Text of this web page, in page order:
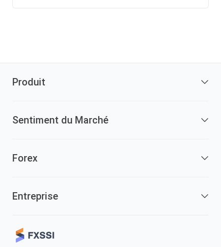
Produit
Sentiment du Marché
Forex
Entreprise